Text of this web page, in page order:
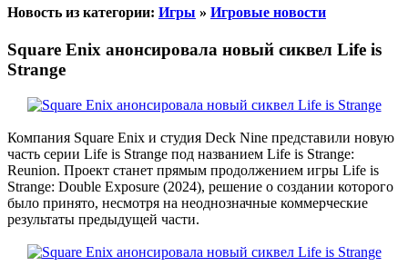
Новость из категории: Игры » Игровые новости
Square Enix анонсировала новый сиквел Life is
Strange
Компания Square Enix и студия Deck Nine представили новую
часть серии Life is Strange под названием Life is Strange:
Reunion. Проект станет прямым продолжением игры Life is
Strange: Double Exposure (2024), решение о создании которого
было принято, несмотря на неоднозначные коммерческие
результаты предыдущей части.